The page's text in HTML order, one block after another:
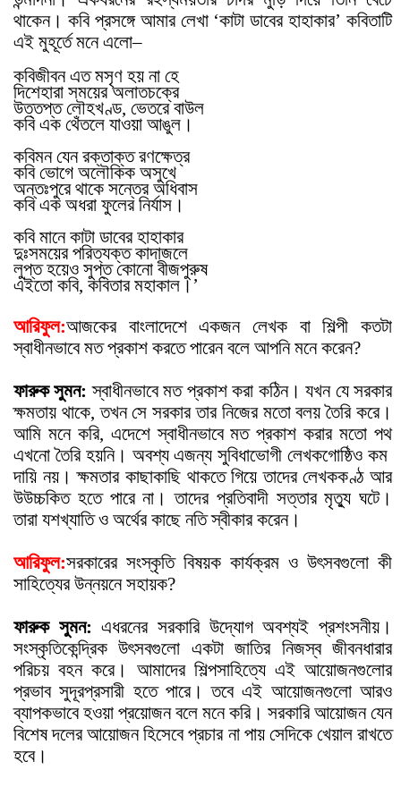
থাকেন। কবি প্রসঙ্গে আমার লেখা ‘কাটা ডাবের হাহাকার’ কবিতাটি
এই মুহূর্তে মনে এলো–
কবিজীবন এত মসৃণ হয় না হে
দিশেহারা সময়ের অলাতচক্রে
উত্তপ্ত লৌহখণ্ড, ভেতরে বাউল
কবি এক থেঁতলে যাওয়া আঙুল।
কবিমন যেন রক্তাক্ত রণক্ষেত্র
কবি ভোগে অলৌকিক অসুখে
অন্তঃপুরে থাকে সন্তের অধিবাস
কবি এক অধরা ফুলের নির্যাস।
কবি মানে কাটা ডাবের হাহাকার
দুঃসময়ের পরিত্যক্ত কাদাজলে
লুপ্ত হয়েও সুপ্ত কোনো বীজপুরুষ
এইতো কবি, কবিতার মহাকাল।’
আরিফুল:আজকের বাংলাদেশে একজন লেখক বা শিল্পী কতটা
স্বাধীনভাবে মত প্রকাশ করতে পারেন বলে আপনি মনে করেন?
ফারুক সুমন: স্বাধীনভাবে মত প্রকাশ করা কঠিন। যখন যে সরকার
ক্ষমতায় থাকে, তখন সে সরকার তার নিজের মতো বলয় তৈরি করে।
আমি মনে করি, এদেশে স্বাধীনভাবে মত প্রকাশ করার মতো পথ
এখনো তৈরি হয়নি। অবশ্য এজন্য সুবিধাভোগী লেখকগোষ্ঠিও কম
দায়ি নয়। ক্ষমতার কাছাকাছি থাকতে গিয়ে তাদের লেখককণ্ঠ আর
উউচ্চকিত হতে পারে না। তাদের প্রতিবাদী সত্তার মৃত্যু ঘটে।
তারা যশখ্যাতি ও অর্থের কাছে নতি স্বীকার করেন।
আরিফুল:সরকারের সংস্কৃতি বিষয়ক কার্যক্রম ও উৎসবগুলো কী
সাহিত্যের উন্নয়নে সহায়ক?
ফারুক সুমন: এধরনের সরকারি উদ্যোগ অবশ্যই প্রশংসনীয়।
সংস্কৃতিকেন্দ্রিক উৎসবগুলো একটা জাতির নিজস্ব জীবনধারার
পরিচয় বহন করে। আমাদের শিল্পসাহিত্যে এই আয়োজনগুলোর
প্রভাব সুদূরপ্রসারী হতে পারে। তবে এই আয়োজনগুলো আরও
ব্যাপকভাবে হওয়া প্রয়োজন বলে মনে করি। সরকারি আয়োজন যেন
বিশেষ দলের আয়োজন হিসেবে প্রচার না পায় সেদিকে খেয়াল রাখতে
হবে।